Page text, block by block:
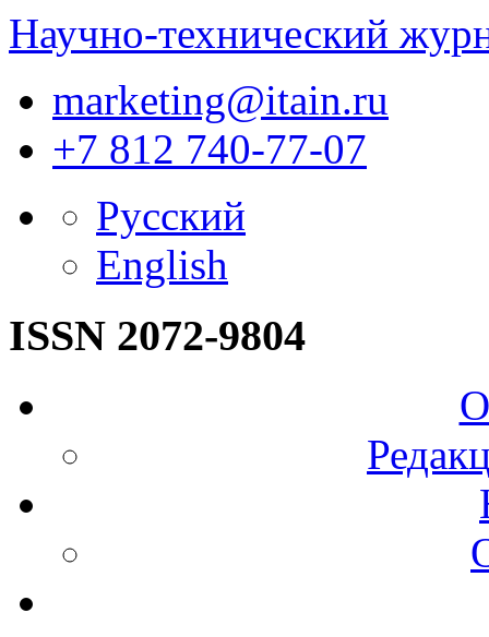
Научно-технический
marketing@itain.ru
+7 812 740-77-07
Русский
English
ISSN 2072-9804